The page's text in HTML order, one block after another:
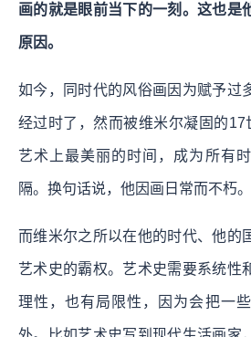
画的就是眼前当下的一刻。这也是
原因。
如今，同时代的风俗画因为赋予过
经过时了，然而被维米尔凝固的17
艺术上最美丽的时间，成为所有
隔。换句话说，他因画日常而不朽。
而维米尔之所以在他的时代、他的
艺术史的霸权。 艺术史需要系统性
理性，也有局限性，因为会把一